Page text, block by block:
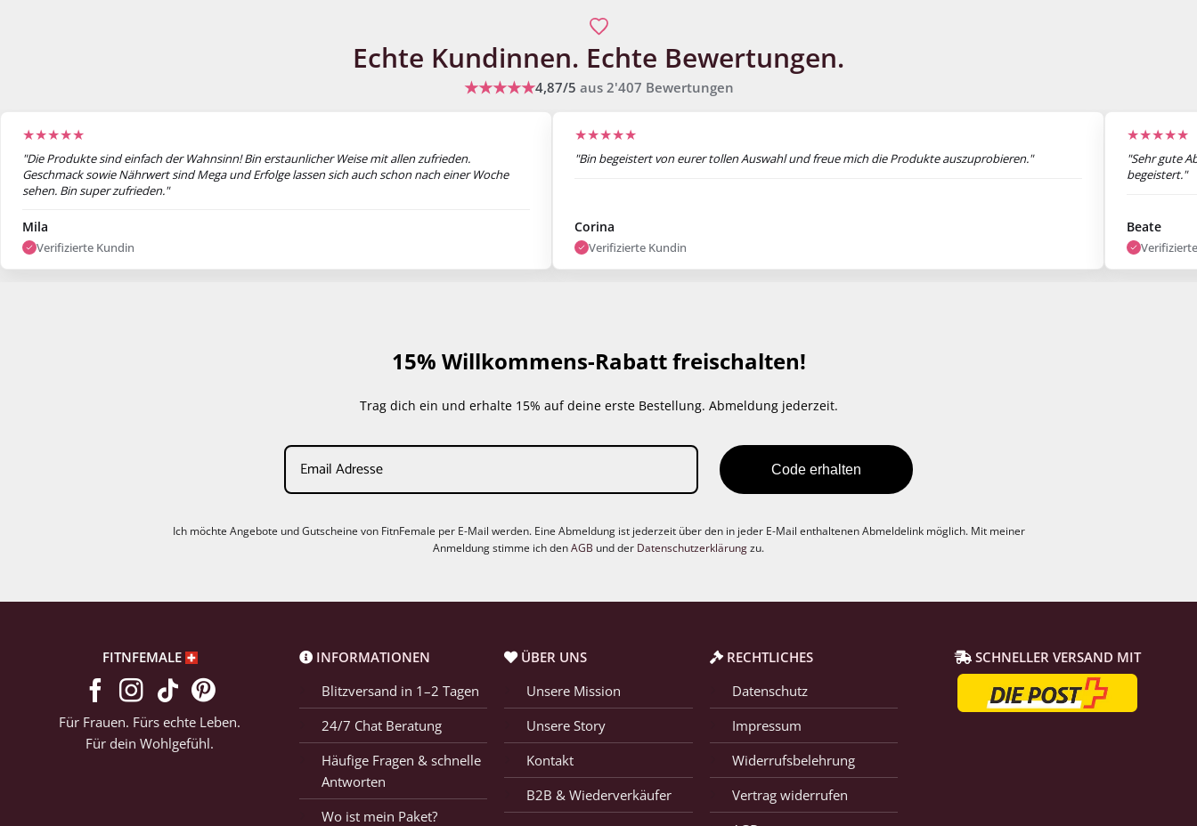
Echte Kundinnen. Echte Bewertungen.
★★★★★4,87/5 aus 2'407 Bewertungen
★★★★★
"Die Produkte sind einfach der Wahnsinn! Bin erstaunlicher Weise mit allen zufrieden.
Geschmack sowie Nährwert sind Mega und Erfolge lassen sich auch schon nach einer Woche
sehen. Bin super zufrieden."
Mila
Verifizierte Kundin
★★★★★
"Bin begeistert von eurer tollen Auswahl und freue mich die Produkte auszuprobieren."
Corina
Verifizierte Kundin
★★★★★
"Sehr gute
begeistert."
Beate
15% Willkommens-Rabatt freischalten!
Trag dich ein und erhalte 15% auf deine erste Bestellung. Abmeldung jederzeit.
Code erhalten
Ich möchte Angebote und Gutscheine von FitnFemale per E-Mail werden. Eine Abmeldung ist jederzeit über den in jeder E-Mail enthaltenen Abmeldelink möglich. Mit meiner
Anmeldung stimme ich denAGB und der Datenschutzerklärungzu.
FITNFEMALE
Für Frauen. Fürs echte Leben.
Für dein Wohlgefühl.
INFORMATIONEN
Blitzversand in 1–2 Tagen
24/7 Chat Beratung
Häufige Fragen & schnelle
Antworten
Wo ist mein Paket?
ÜBER UNS
Unsere Mission
Unsere Story
Kontakt
B2B & Wiederverkäufer
RECHTLICHES
Datenschutz
Impressum
Widerrufsbelehrung
Vertrag widerrufen
SCHNELLER VERSAND MIT